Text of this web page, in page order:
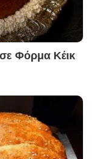
Φόρμα Κέικ